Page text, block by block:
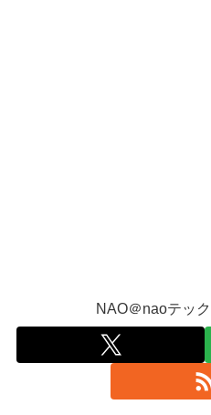
NAO＠naoテッ